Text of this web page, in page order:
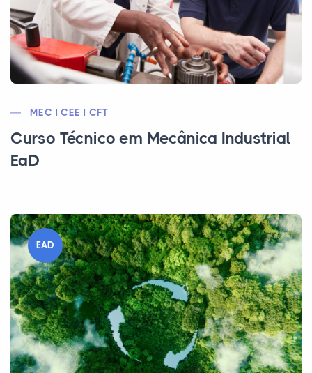
MEC | CEE | CFT
Curso Técnico em Mecânica Industrial
EaD
EAD